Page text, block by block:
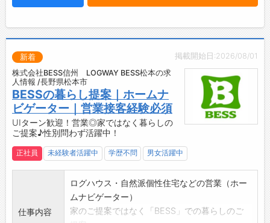
・更衣室、個人ロッカーあり（鍵付き）
・冷蔵庫、レンジ、給湯器
☆
◆時間単位年休制度あり！
有給休暇は1時間分、2時間分と時間単位でも取
得できます◎
☆----------------------------------------
☆
◆給与前払い制度あり！
簡単申請！簡単受取！日払い即日払い対応！
☆----------------------------------------
☆
掲載開始日:2026/08/01
新着
株式会社BESS信州 LOGWAY BESS松本の求
人情報 /長野県松本市
BESSの暮らし提案｜ホームナ
ビゲーター｜営業接客経験必須
UIターン歓迎！営業◎家ではなく暮らしの
ご提案♪性別問わず活躍中！
正社員 未経験者活躍中 学歴不問 男女活躍中
仕事内容
ログハウス・自然派個性住宅などの営業（ホー
ムナビゲーター）
家のご提案ではなく「BESS」での暮らしのご